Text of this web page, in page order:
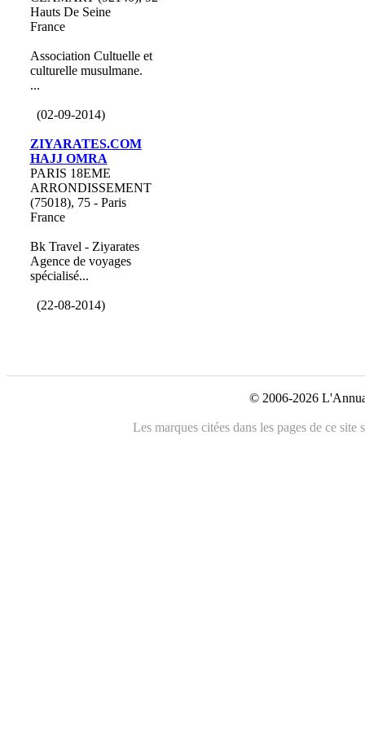
Hauts De Seine
France
Association Cultuelle et
culturelle musulmane.
...
(02-09-2014)
ZIYARATES.COM
HAJJ OMRA
PARIS 18EME
ARRONDISSEMENT
(75018), 75 - Paris
France
Bk Travel - Ziyarates
Agence de voyages
spécialisé...
(22-08-2014)
© 2006-2026
Les marques citées dans les pages de ce